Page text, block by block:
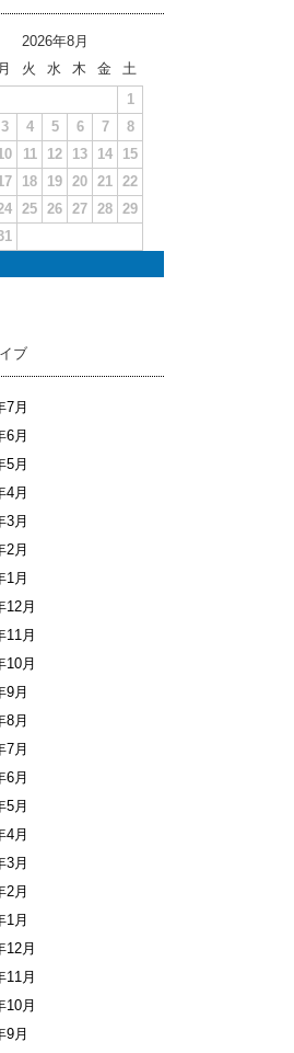
2026年8月
月 火 水 木 金
土
1
3 4 5 6 7
8
11 12 13 14
15
18 19 20 21 22
25 26 27 28 29
ブ
7月
6月
5月
4月
3月
2月
1月
12月
11月
10月
9月
8月
7月
6月
5月
4月
3月
2月
1月
12月
11月
10月
9月